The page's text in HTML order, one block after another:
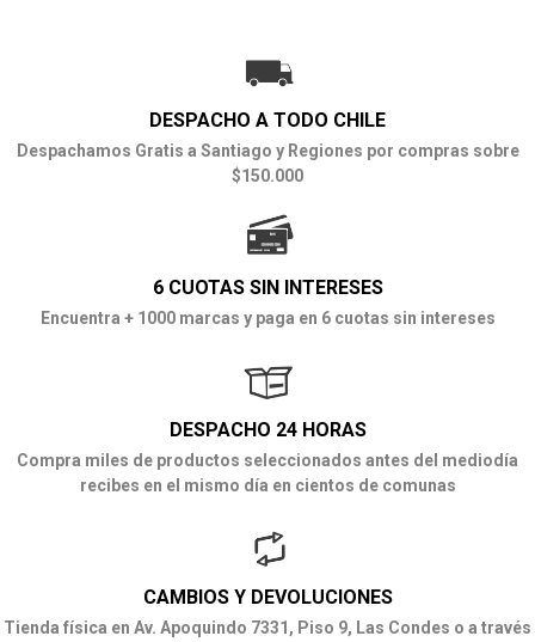
DESPACHO A TODO CHILE
Despachamos Gratis a Santiago y Regiones por compras sobre
$150.000
6 CUOTAS SIN INTERESES
Encuentra + 1000 marcas y paga en 6 cuotas sin intereses
DESPACHO 24 HORAS
Compra miles de productos seleccionados antes del mediodía
recibes en el mismo día en cientos de comunas
CAMBIOS Y DEVOLUCIONES
Tienda física en Av. Apoquindo 7331, Piso 9, Las Condes o a través